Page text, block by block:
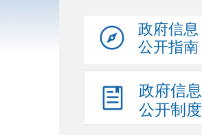
政府信息
公开指南
政府信息
公开制度